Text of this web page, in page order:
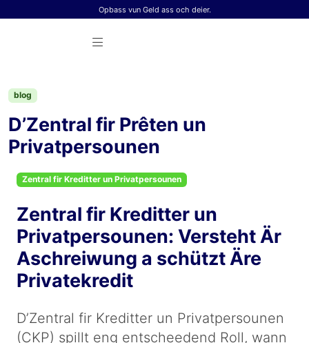
Opbass vun Geld ass och deier.
blog
D’Zentral fir Prêten un
Privatpersounen
Zentral fir Kreditter un Privatpersounen
Zentral fir Kreditter un
Privatpersounen: Versteht Är
Aschreiwung a schützt Äre
Privatekredit
D’Zentral fir Kreditter un Privatpersounen
(CKP) spillt eng entscheedend Roll, wann